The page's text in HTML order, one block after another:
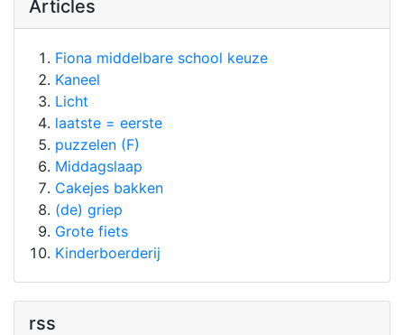
Articles
Fiona middelbare school keuze
Kaneel
Licht
laatste = eerste
puzzelen (F)
Middagslaap
Cakejes bakken
(de) griep
Grote fiets
Kinderboerderij
rss